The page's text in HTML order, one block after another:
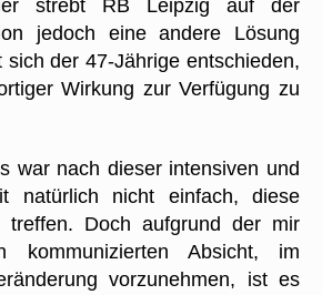
strebt RB Leipzig auf der
jedoch eine andere Lösung
der 47-Jährige entschieden,
Wirkung zur Verfügung zu
war nach dieser intensiven und
natürlich nicht einfach, diese
treffen. Doch aufgrund der mir
kommunizierten Absicht, im
vorzunehmen, ist es